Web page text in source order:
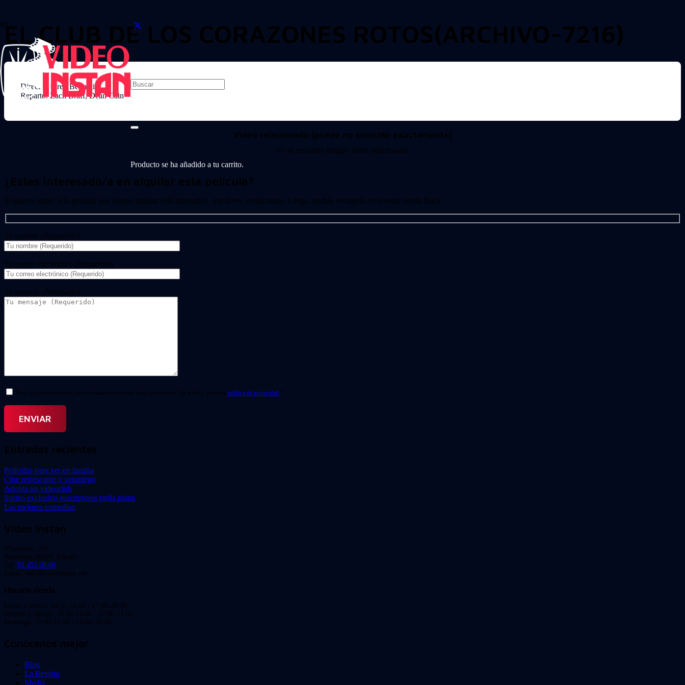
Producto se ha añadido a tu carrito.
EL CLUB DE LOS CORAZONES ROTOS(ARCHIVO-7216)
Director: Greg Berlanti
Reparto: Zach Braff, Dean Cain
Video relacionado (puede no coincidir exactamente)
No se encontró ningún video relacionado.
¿Estas interesado/a en alquilar esta película?
Si quieres saber si la película que deseas alquilar está disponible, por favor, contáctanos. Luego, podrás recogerla en nuestra tienda física.
Tu nombre (Requerido)
Tu correo electrónico (Requerido)
Tu mensaje (Necesario)
Doy mi consentimiento para el tratamiento de mis datos personales. He leído y acepto la política de privacidad. *
Entradas recientes
Películas para ver en familia
Cine refrescante y veraniego
Adopta un videoclub
Sorteo exclusivo suscriptores tarifa plana
Las mejores comedias
Video Instan
Viladomat, 239
Barcelona 08029. España.
Tel: 93 453 00 00
Email: info@videoinstan.net
Horario tienda
Lunes a jueves: 10:30-14:00 / 17:00-20:00
Viernes y sábado: 10:30-14:00 / 17:00-21:00
Domingo: 11:00-15:00 / 16:00-20:00
Conócenos mejor
Blog
La Revista
Media